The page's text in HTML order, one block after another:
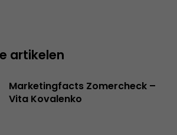
artikelen
Marketingfacts Zomercheck –
Vita Kovalenko